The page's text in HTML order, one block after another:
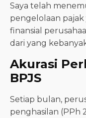
Saya telah
pengelolaan
finansial
dari yang
Akurasi
BPJS
Setiap bulan,
penghasilan (PPh